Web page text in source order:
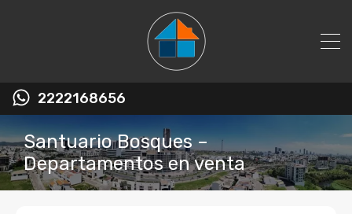
2222168656
Santuario Bosques –
Departamentos en venta